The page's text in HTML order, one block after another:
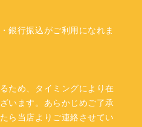
銀行振込がご利用になれま
ため、タイミングにより在
います。あらかじめご了承
ら当店よりご連絡させてい